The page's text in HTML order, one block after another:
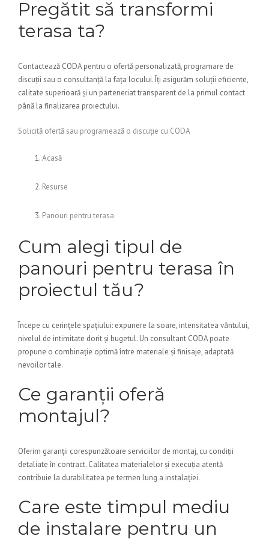
Pregătit să transformi
terasa ta?
Contactează CODA pentru o ofertă personalizată, programare de
discuții sau o consultanță la fața locului. Îți asigurăm soluții eficiente,
calitate superioară și un parteneriat transparent de la primul contact
până la finalizarea proiectului.
Solicită ofertă sau programează o discuție cu CODA
Acasă
Resurse
Panouri pentru terasa
Cum alegi tipul de
panouri pentru terasa în
proiectul tău?
Începe cu cerințele spațiului: expunere la soare, intensitatea vântului,
nivelul de intimitate dorit și bugetul. Un consultant CODA poate
propune o combinație optimă între materiale și finisaje, adaptată
nevoilor tale.
Ce garanții oferă
montajul?
Oferim garanții corespunzătoare serviciilor de montaj, cu condiții
detaliate în contract. Calitatea materialelor și execuția atentă
contribuie la durabilitatea pe termen lung a instalației.
Care este timpul mediu
de instalare pentru un